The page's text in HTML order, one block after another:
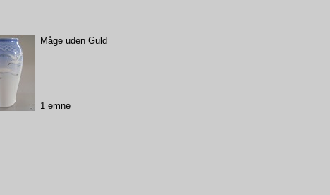
Måge uden Guld
1 emne